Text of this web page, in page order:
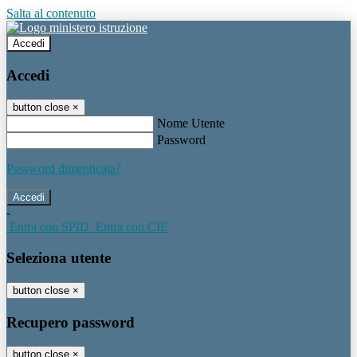
Salta al contenuto
Accedi
Accedi
button close ×
Nome Utente
Password
Password dimenticata?
-
Entra con SPID Entra con CIE
Seleziona utente
button close ×
Recupero password
button close ×